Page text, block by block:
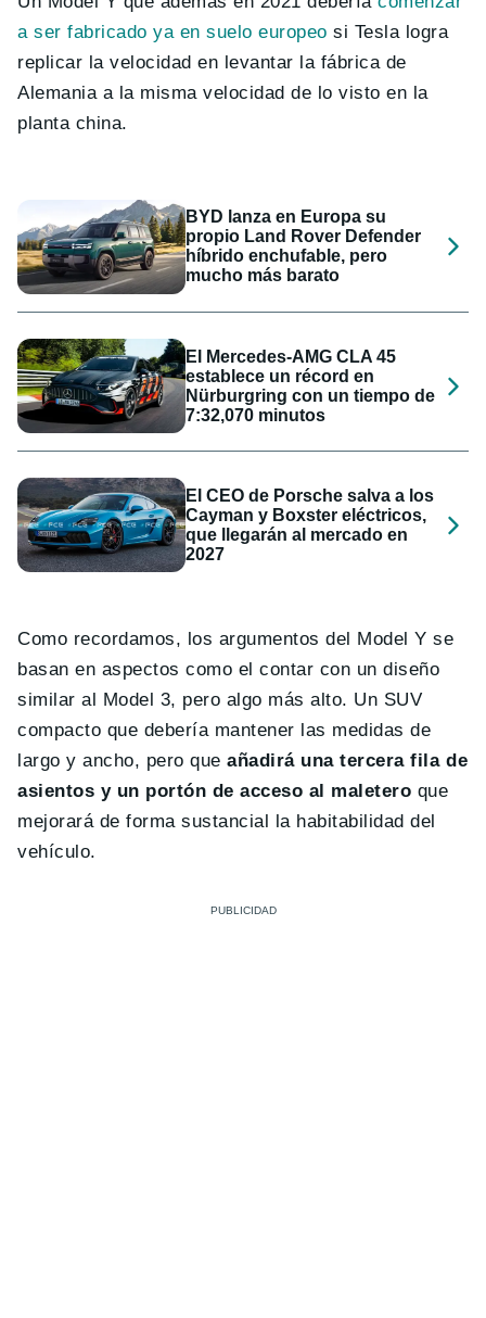
a ser fabricado ya en suelo europeo si Tesla logra
replicar la velocidad en levantar la fábrica de
Alemania a la misma velocidad de lo visto en la
planta china.
BYD lanza en Europa su
propio Land Rover Defender
híbrido enchufable, pero
mucho más barato
El Mercedes-AMG CLA 45
establece un récord en
Nürburgring con un tiempo de
7:32,070 minutos
El CEO de Porsche salva a los
Cayman y Boxster eléctricos,
que llegarán al mercado en
2027
Como recordamos, los argumentos del Model Y se
basan en aspectos como el contar con un diseño
similar al Model 3, pero algo más alto. Un SUV
compacto que debería mantener las medidas de
largo y ancho, pero queañadirá una tercera fila de
asientos y un portón de acceso al maletero que
mejorará de forma sustancial la habitabilidad del
vehículo.